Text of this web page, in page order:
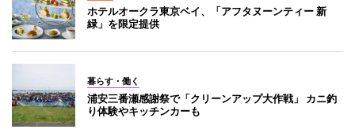
ホテルオークラ東京ベイ、「アフタヌーンティー 新
緑」を限定提供
暮らす・働く
浦安三番瀬感謝祭で「クリーンアップ大作戦」 カニ釣
り体験やキッチンカーも